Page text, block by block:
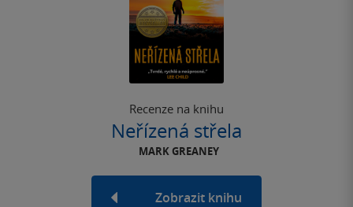
Recenze na knihu
Neřízená střela
MARK GREANEY
Zobrazit knihu